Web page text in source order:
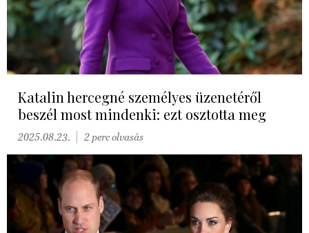
Katalin hercegné személyes üzenetéről
beszél most mindenki: ezt osztotta meg
2025.08.23. 2 perc olvasás